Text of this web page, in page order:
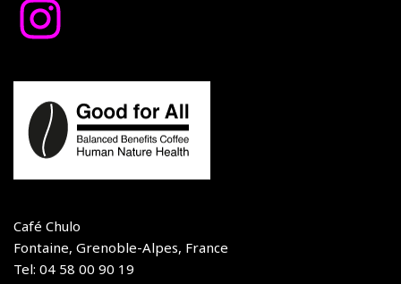
Café Chulo
Fontaine, Grenoble-Alpes, France
Tel: 04 58 00 90 19